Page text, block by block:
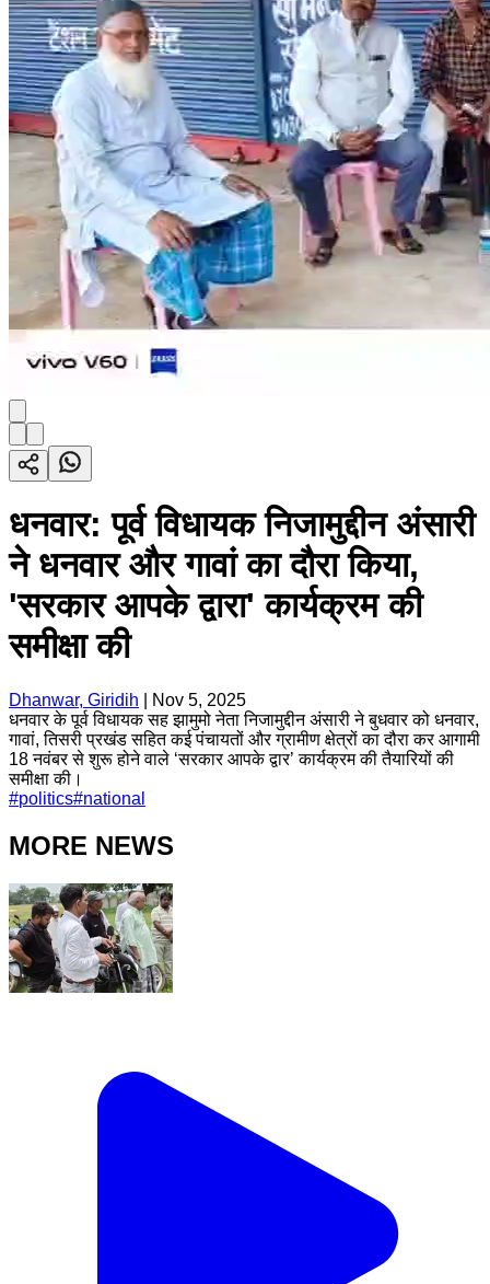
धनवार: पूर्व विधायक निजामुद्दीन अंसारी
ने धनवार और गावां का दौरा किया,
'सरकार आपके द्वारा' कार्यक्रम की
समीक्षा की
Dhanwar, Giridih
Nov 5, 2025
धनवार के पूर्व विधायक सह झामुमो नेता निजामुद्दीन अंसारी ने बुधवार को धनवार,
गावां, तिसरी प्रखंड सहित कई पंचायतों और ग्रामीण क्षेत्रों का दौरा कर आगामी
18 नवंबर से शुरू होने वाले ‘सरकार आपके द्वार’ कार्यक्रम की तैयारियों की
समीक्षा की।
#politics#national
MORE NEWS